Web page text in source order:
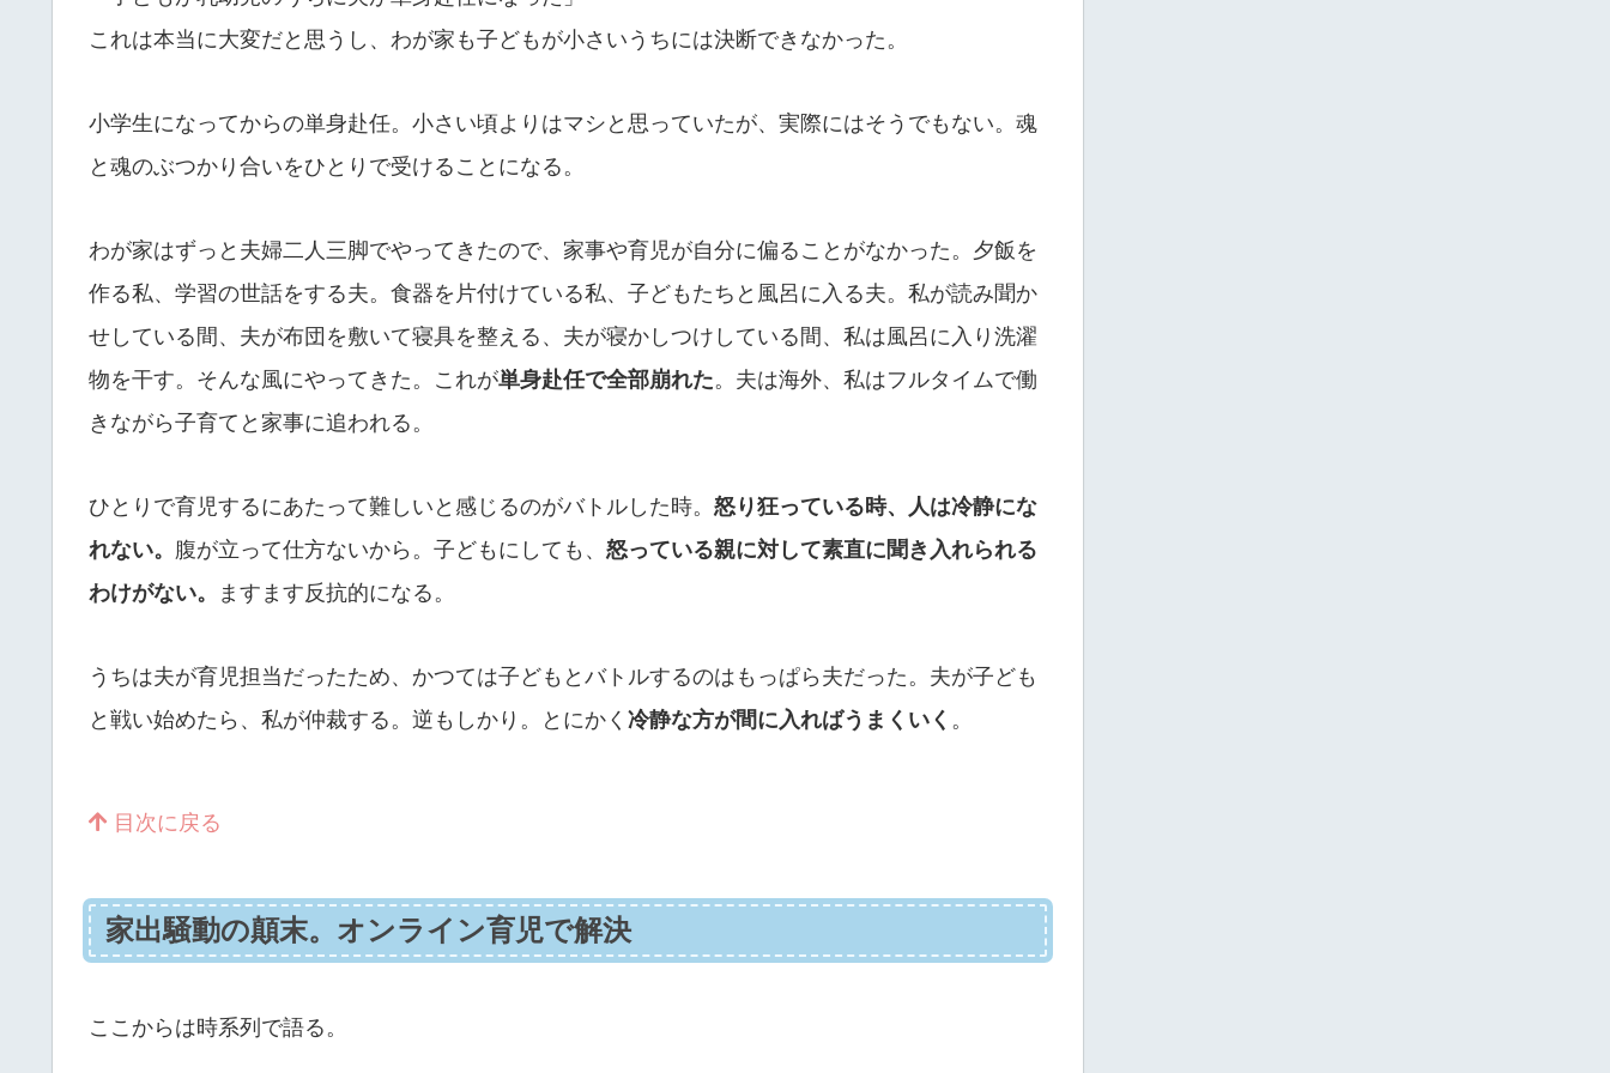
これは本当に大変だと思うし、わが家も子どもが小さいうちには決断できなかった。
小学生になってからの単身赴任。小さい頃よりはマシと思っていたが、実際にはそうでもない。魂
と魂のぶつかり合いをひとりで受けることになる。
わが家はずっと夫婦二人三脚でやってきたので、家事や育児が自分に偏ることがなかった。夕飯を
作る私、学習の世話をする夫。食器を片付けている私、子どもたちと風呂に入る夫。私が読み聞か
せしている間、夫が布団を敷いて寝具を整える、夫が寝かしつけしている間、私は風呂に入り洗濯
物を干す。そんな風にやってきた。これが単身赴任で全部崩れた。夫は海外、私はフルタイムで働
きながら子育てと家事に追われる。
ひとりで育児するにあたって難しいと感じるのがバトルした時。 怒り狂っている時、人は冷静にな
れない。 腹が立って仕方ないから。子どもにしても、 怒っている親に対して素直に聞き入れられる
わけがない。
ますます反抗的になる。
うちは夫が育児担当だったため、かつては子どもとバトルするのはもっぱら夫だった。夫が子ども
と戦い始めたら、私が仲裁する。逆もしかり。とにかく 冷静な方が間に入ればうまくいく 。
目次に戻る
家出騒動の顛末。オンライン育児で解決
ここからは時系列で語る。